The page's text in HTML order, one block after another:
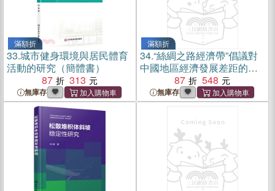
滿額折
33.城市健身環境與居民體育
活動的研究（簡體書）
87
313
無庫存
滿額折
34.“絲綢之路經濟帶”倡議對
中國地區經濟發展差距的影
響（簡體書）
87 548
無庫存